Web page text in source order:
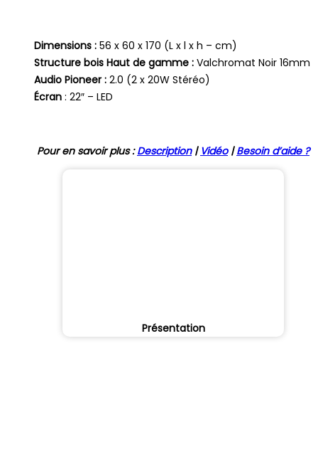
Dimensions : 56 x 60 x 170 (L x l x h – cm)
Structure bois Haut de gamme : Valchromat Noir 16mm
Audio Pioneer : 2.0 (2 x 20W Stéréo)
Écran : 22″ – LED
Pour en savoir plus :Description| Vidéo|Besoin d’aide ?
Présentation